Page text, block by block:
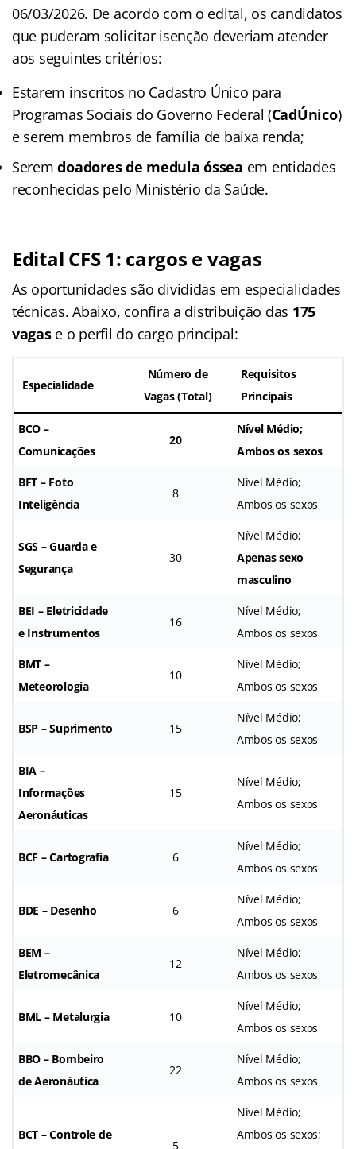
06/03/2026. De acordo com o edital, os candidatos
que puderam solicitar isenção deveriam atender
aos seguintes critérios:
Estarem inscritos no Cadastro Único para
Programas Sociais do Governo Federal (CadÚnico)
e serem membros de família de baixa renda;
Seremdoadores de medula óssea em entidades
reconhecidas pelo Ministério da Saúde.
Edital CFS 1: cargos e vagas
As oportunidades são divididas em especialidades
técnicas. Abaixo, confira a distribuição das 175
vagase o perfil do cargo principal:
Especialidade
Número de
Vagas (Total)
Requisitos
Principais
BCO –
Comunicações
20
Nível Médio;
Ambos os sexos
BFT – Foto
Inteligência
8
Nível Médio;
Ambos os sexos
SGS – Guarda e
Segurança
30
Nível Médio;
Apenas sexo
masculino
BEI – Eletricidade
e Instrumentos
16
Nível Médio;
Ambos os sexos
BMT –
Meteorologia
10
Nível Médio;
Ambos os sexos
BSP – Suprimento 15
Nível Médio;
Ambos os sexos
BIA –
Informações
Aeronáuticas
15
Nível Médio;
Ambos os sexos
BCF – Cartografia 6
Nível Médio;
Ambos os sexos
BDE – Desenho 6
Nível Médio;
Ambos os sexos
BEM –
Eletromecânica
12
Nível Médio;
Ambos os sexos
BML – Metalurgia 10
Nível Médio;
Ambos os sexos
BBO – Bombeiro
de Aeronáutica
22
Nível Médio;
Ambos os sexos
BCT – Controle de
5
Nível Médio;
Ambos os sexos;